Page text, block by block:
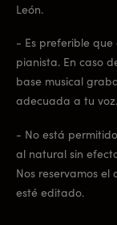
León.
- Es preferible
pianista. En caso
base musical
adecuada a tu
- No está
al natural sin
Nos reservamos el
esté editado.